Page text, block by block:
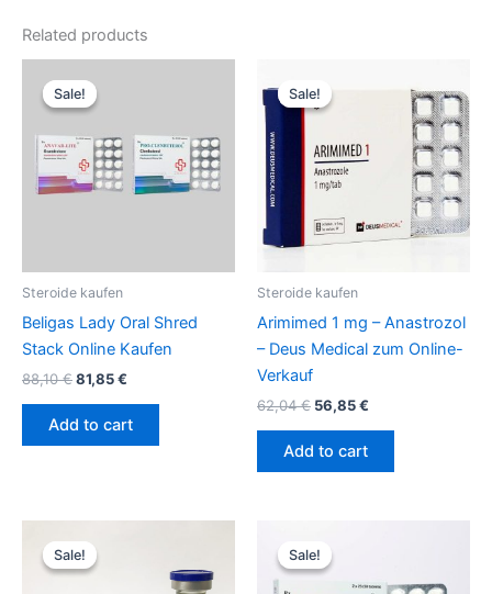
Related products
Sale!
Sale!
Steroide kaufen
Beligas Lady Oral Shred
Stack Online Kaufen
88,10€
price
was:
81,85€
Add to cart
Sale!
Sale!
Steroide kaufen
Arimimed 1 mg – Anastrozol
– Deus Medical zum Online-
Verkauf
62,04€
price
was:
56,85€
56,85 €.
Add to cart
Sale!
Sale!price
was:
56,87 €.
Sale!
Sale!price
was:
132,21 €.102,35 €.